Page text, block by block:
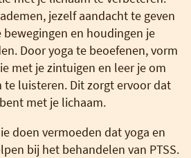
jezelf aandacht te geven
en houdingen je
Door yoga te beoefenen, vorm
met je zintuigen en leer je om
te luisteren. Dit zorgt ervoor dat
met je lichaam.
doen vermoeden dat yoga en
bij het behandelen van PTSS.